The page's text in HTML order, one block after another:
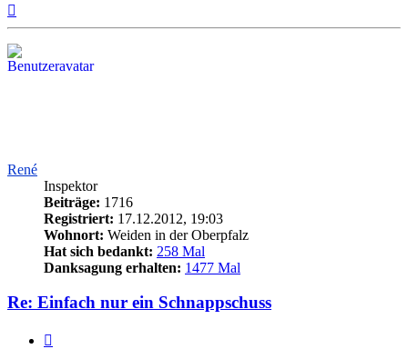
René
Inspektor
Beiträge: 1716
Registriert: 17.12.2012, 19:03
Wohnort: Weiden in der Oberpfalz
Hat sich bedankt: 258 Mal
Danksagung erhalten: 1477 Mal
Re: Einfach nur ein Schnappschuss